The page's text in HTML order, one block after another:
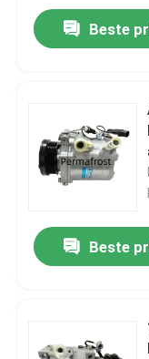
Beste
Beste